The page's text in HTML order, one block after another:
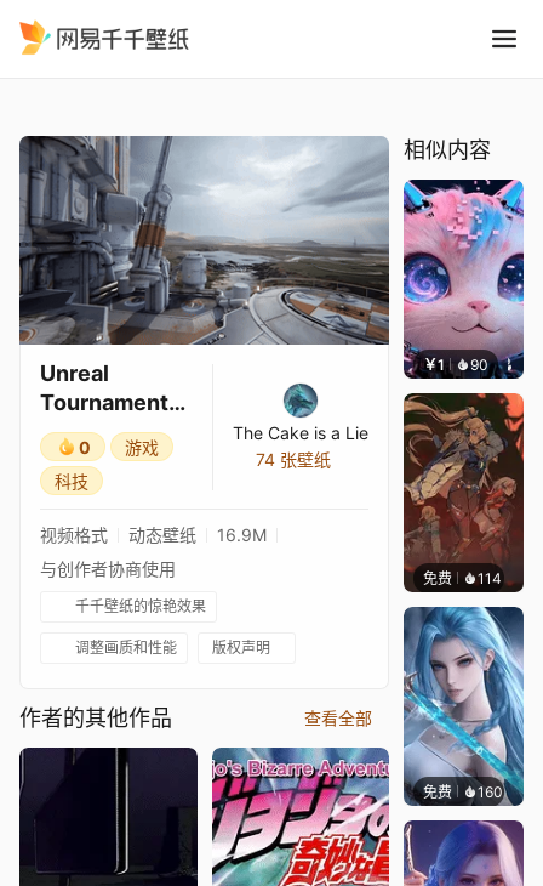
Unreal
Tournament
Outpost 23 游
戏预告片 (1)
0
游戏
科技
The Cake is a Lie
74 张壁纸
视频格式 动态壁纸
16.9M
与创作者协商使用
千千壁纸的惊艳效果
调整画质和性能 版权声明
作者的其他作品 查看全部
相似内容
￥1 90 叮叮
免费 114Nesu
免费 160好看